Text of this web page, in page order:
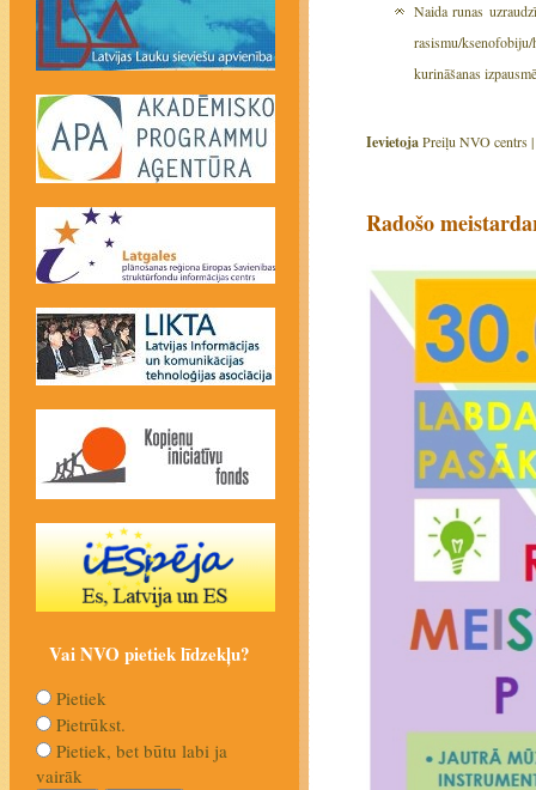
Naida runas
rasismu/
kurināšanas
IevietojaPreiļu NVO centrs |
Radošo
Vai NVO pietiek līdzekļu?
Pietiek
Pietrūkst.
Pietiek, bet būtu labi ja
vairāk